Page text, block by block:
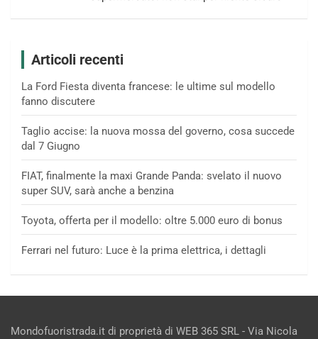
Articoli recenti
La Ford Fiesta diventa francese: le ultime sul modello
fanno discutere
Taglio accise: la nuova mossa del governo, cosa succede
dal 7 Giugno
FIAT, finalmente la maxi Grande Panda: svelato il nuovo
super SUV, sarà anche a benzina
Toyota, offerta per il modello: oltre 5.000 euro di bonus
Ferrari nel futuro: Luce è la prima elettrica, i dettagli
Mondofuoristrada.it di proprietà di WEB 365 SRL - Via Nicola